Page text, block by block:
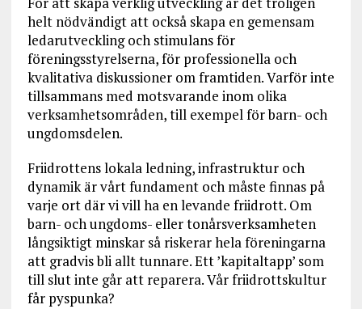
helt nödvändigt att också skapa en gemensam
ledarutveckling och stimulans för
föreningsstyrelserna, för professionella och
kvalitativa diskussioner om framtiden. Varför inte
tillsammans med motsvarande inom olika
verksamhetsområden, till exempel för barn- och
ungdomsdelen.
Friidrottens lokala ledning, infrastruktur och
dynamik är vårt fundament och måste finnas på
varje ort där vi vill ha en levande friidrott. Om
barn- och ungdoms- eller tonårsverksamheten
långsiktigt minskar så riskerar hela föreningarna
att gradvis bli allt tunnare. Ett ’kapitaltapp’ som
till slut inte går att reparera. Vår friidrottskultur
får pyspunka?